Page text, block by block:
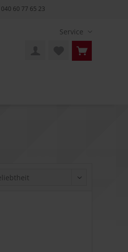
040 60 77 65 23
Service